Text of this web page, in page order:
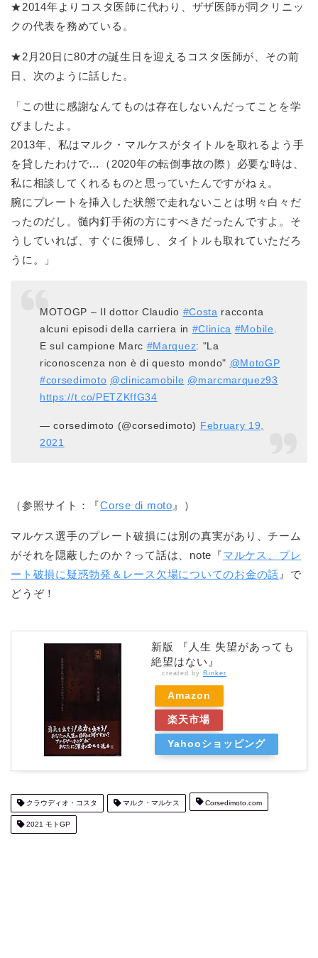
★2014年よりコスタ医師に代わり、ザザ医師が同クリニッ
クの代表を務めている。
★2月20日に80才の誕生日を迎えるコスタ医師が、その前
日、次のように話した。
「この世に感謝なんてものは存在しないんだってことを学
びましたよ。
2013年、私はマルク・マルケスがタイトルを取れるよう手
を貸したわけで…（2020年の転倒事故の際）必要な時は、
私に相談してくれるものと思っていたんですがねぇ。
腕にプレートを挿入した状態で走れないことは明々白々だ
ったのだし。髄内釘手術の方にすべきだったんですよ。そ
うしていれば、すぐに復帰し、タイトルも取れていただろ
うに。」
MOTOGP – Il dottor Claudio #Costa racconta
alcuni episodi della carriera in #Clinica #Mobile
E sul campione Marc #Marquez: "La
riconoscenza non è di questo mondo" @MotoGP
#corsedimoto @clinicamobile @marcmarquez93
https://t.co/PETZKffG34
— corsedimoto (@corsedimoto) February 19,
2021
（参照サイト：『Corse di moto 』）
マルケス選手のプレート破損には別の真実があり、チーム
がそれを隠蔽したのか？って話は、note『マルケス、プレ
ート破損に疑惑勃発＆レース欠場についてのお金の話 』で
どうぞ！
新版 『人生 失望があっても
絶望はない』
created by Rinker
Amazon
楽天市場
Yahooショッピング
クラウディオ・コスタ マルク・マルケス Corsedimoto.com
2021 モトGP